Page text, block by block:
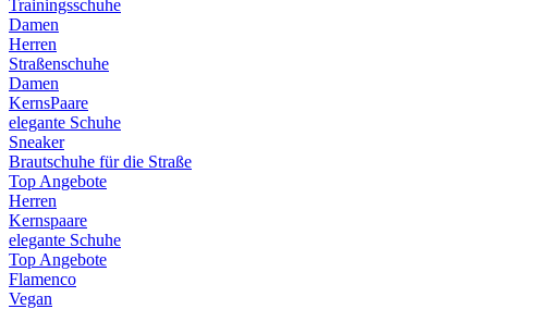
Trainingsschuhe
Damen
Herren
Straßenschuhe
Damen
KernsPaare
elegante Schuhe
Sneaker
Brautschuhe für die Straße
Top Angebote
Herren
Kernspaare
elegante Schuhe
Top Angebote
Flamenco
Vegan